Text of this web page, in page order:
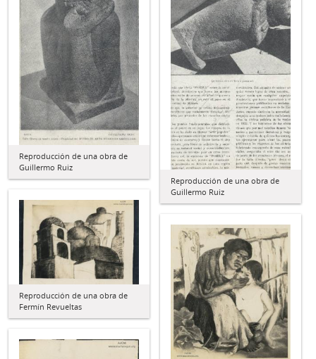
Reproducción de una obra de
Guillermo Ruiz
Reproducción de una obra de
Guillermo Ruiz
Reproducción de una obra de
Fermín Revueltas